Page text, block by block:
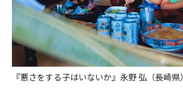
『悪さをする子はいないか』永野 弘（長崎県）